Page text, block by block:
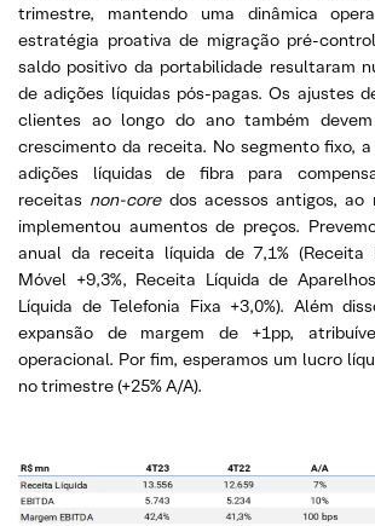
trimestre, mantendo uma dinâmica
estratégia proativa de migração pré-
saldo positivo da portabilidade resultaram
de adições líquidas pós-pagas. Os ajustes
clientes ao longo do ano também
crescimento da receita. No segmento fixo,
adições líquidas de fibra para
receitas non-core dos acessos antigos, ao
implementou aumentos de preços.
anual da receita líquida de 7,1% (Receita
Móvel +9,3%, Receita Líquida de
Líquida de Telefonia Fixa +3,0%). Além
expansão de margem de +1pp,
operacional. Por fim, esperamos um lucro
no trimestre (+25% A/A).